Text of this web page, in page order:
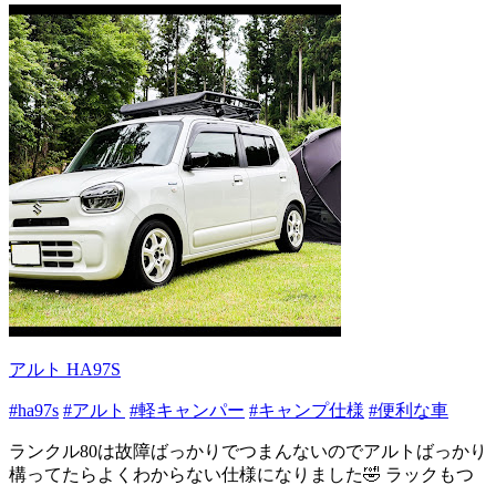
アルト HA97S
#ha97s #アルト #軽キャンパー #キャンプ仕様 #便利な車
ランクル80は故障ばっかりでつまんないのでアルトばっかり
構ってたらよくわからない仕様になりました🤣 ラックもつ